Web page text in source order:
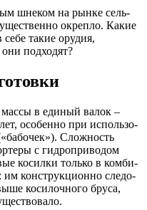
шне­ком на рын­ке сель­
окреп­ло. Какие
такие ору­дия,
подходят?
в еди­ный валок –
осо­бен­но при исполь­зо­
Слож­ность
с гид­ро­при­во­дом
косил­ки толь­ко в ком­би­
кон­струк­ци­он­но сле­до­
коси­лоч­но­го бру­са,